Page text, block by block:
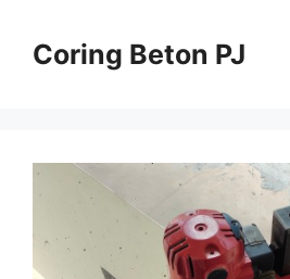
contentCoring Beton PJ